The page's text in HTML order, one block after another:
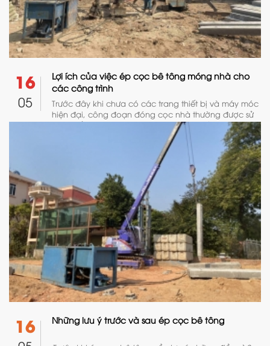
16
05
Lợi ích của việc ép cọc bê tông móng nhà cho
các công trình
Trước đây khi chưa có các trang thiết bị và máy móc
hiện đại, công đoạn đóng cọc nhà thường được sử
dụng bằng tre. Đây là lựa chọn duy nhất cho những
ngôi nhà có nền móng yếu, sụt lún, hoặc trước đây
16 Những lưu ý trước và sau ép cọc bê tông